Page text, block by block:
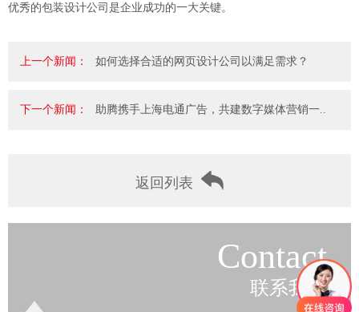
优秀的包装设计公司是企业成功的一大关键。
上一个新闻： 如何选择合适的网页设计公司以满足需求？
下一个新闻： 助腾携手上海电通广告，共建数字媒体营销一..
返回列表
Contact
联系我们